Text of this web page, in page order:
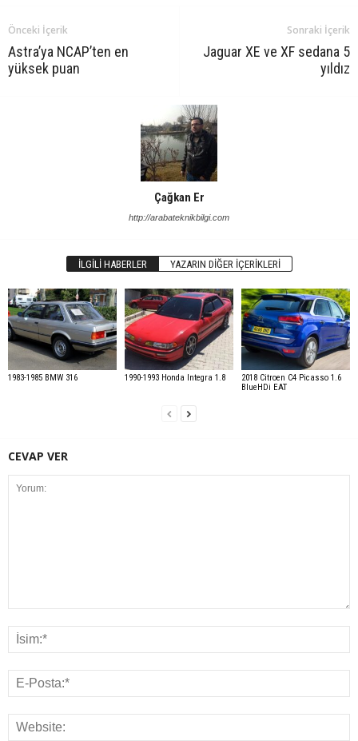
Önceki İçerik
Astra’ya NCAP’ten en
yüksek puan
Sonraki İçerik
Jaguar XE ve XF sedana 5
yıldız
Çağkan Er
http://arabateknikbilgi.com
İLGILI HABERLER YAZARIN DIĞER İÇERIKLERI
1983-1985 BMW 316 1990-1993 Honda Integra 1.8
2018 Citroen C4 Picasso 1.6
BlueHDi EAT
CEVAP VER